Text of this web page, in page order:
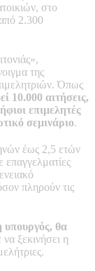
στο
2.300
της
Όπως
10.000 αιτήσεις,
επιμελητές
σεμινάριο.
έως 2,5 ετών
επαγγελματίες
πληρούν τις
υπουργός, θα
ξεκινήσει η